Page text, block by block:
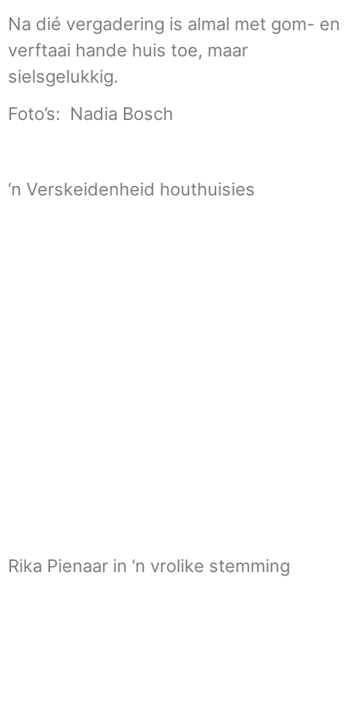
Na dié vergadering is almal met gom- en
verftaai hande huis toe, maar
sielsgelukkig.
Foto’s: Nadia Bosch
‘n Verskeidenheid houthuisies
Rika Pienaar in ‘n vrolike stemming